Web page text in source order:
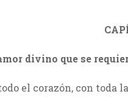
divino que se
el corazón, con toda